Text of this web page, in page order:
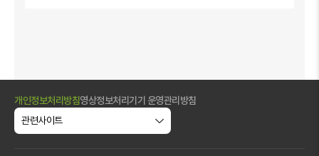
개인정보처리방침영상정보처리기기 운영관리방침